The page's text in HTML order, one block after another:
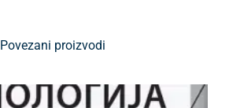
Povezani proizvodi